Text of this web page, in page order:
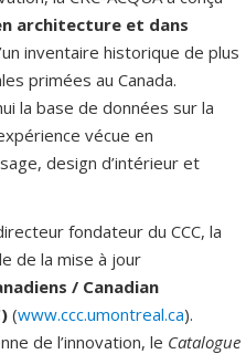
architecture et dans
inventaire historique de plus
primées au Canada.
la base de données sur la
vécue en
design d’intérieur et
fondateur du CCC, la
de la mise à jour
/ Canadian
(www.ccc.umontreal.ca).
de l’innovation, le Catalogue